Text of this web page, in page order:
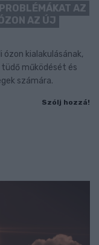
AZ
AZ ÚJ
kialakulásának,
működését és
számára.
Szólj hozzá!